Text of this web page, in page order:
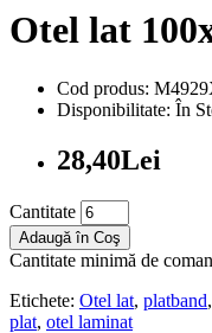
Otel lat
Cod produs:
Disponibilitate: În
28,40Lei
Cantitate
Adaugă în Coş
Cantitate minimă de
Etichete: Otel lat, platband,
plat, otel laminat